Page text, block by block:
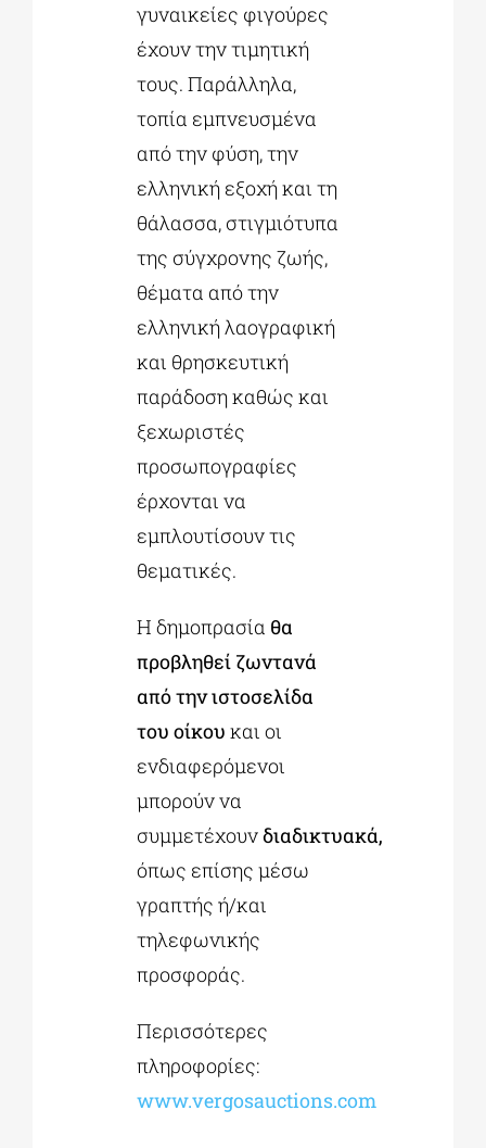
γυναικείες φιγούρες
έχουν την τιμητική
τους. Παράλληλα,
τοπία εμπνευσμένα
από την φύση, την
ελληνική εξοχή και τη
θάλασσα, στιγμιότυπα
της σύγχρονης ζωής,
θέματα από την
ελληνική λαογραφική
και θρησκευτική
παράδοση καθώς και
ξεχωριστές
προσωπογραφίες
έρχονται να
εμπλουτίσουν τις
θεματικές.
Η δημοπρασία θα
προβληθεί ζωντανά
από την ιστοσελίδα
του οίκου και οι
ενδιαφερόμενοι
μπορούν να
συμμετέχουνδιαδικτυακά,
όπως επίσης μέσω
γραπτής ή/και
τηλεφωνικής
προσφοράς.
Περισσότερες
πληροφορίες:
www.vergosauctions.com